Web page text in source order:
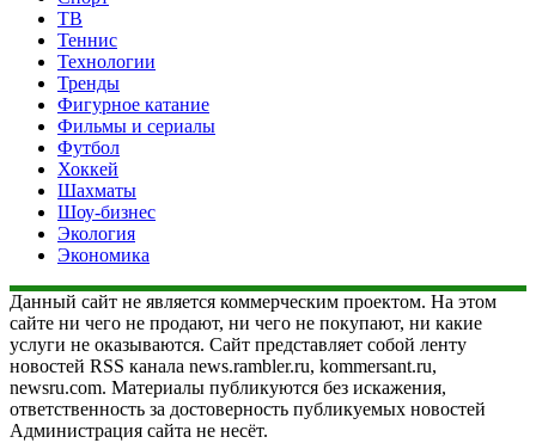
ТВ
Теннис
Технологии
Тренды
Фигурное катание
Фильмы и сериалы
Футбол
Хоккей
Шахматы
Шоу-бизнес
Экология
Экономика
Данный сайт не является коммерческим проектом. На этом
сайте ни чего не продают, ни чего не покупают, ни какие
услуги не оказываются. Сайт представляет собой ленту
новостей RSS канала news.rambler.ru, kommersant.ru,
newsru.com. Материалы публикуются без искажения,
ответственность за достоверность публикуемых новостей
Администрация сайта не несёт.